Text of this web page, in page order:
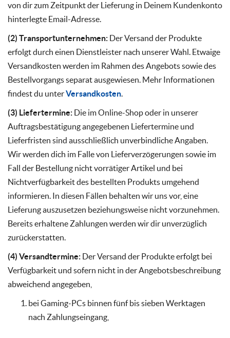
von dir zum Zeitpunkt der Lieferung in Deinem Kundenkonto
hinterlegte Email-Adresse.
(2) Transportunternehmen: Der Versand der Produkte
erfolgt durch einen Dienstleister nach unserer Wahl. Etwaige
Versandkosten werden im Rahmen des Angebots sowie des
Bestellvorgangs separat ausgewiesen. Mehr Informationen
findest du unterVersandkosten.
(3) Liefertermine: Die im Online-Shop oder in unserer
Auftragsbestätigung angegebenen Liefertermine und
Lieferfristen sind ausschließlich unverbindliche Angaben.
Wir werden dich im Falle von Lieferverzögerungen sowie im
Fall der Bestellung nicht vorrätiger Artikel und bei
Nichtverfügbarkeit des bestellten Produkts umgehend
informieren. In diesen Fällen behalten wir uns vor, eine
Lieferung auszusetzen beziehungsweise nicht vorzunehmen.
Bereits erhaltene Zahlungen werden wir dir unverzüglich
zurückerstatten.
(4) Versandtermine: Der Versand der Produkte erfolgt bei
Verfügbarkeit und sofern nicht in der Angebotsbeschreibung
abweichend angegeben,
bei Gaming-PCs binnen fünf bis sieben Werktagen
nach Zahlungseingang,